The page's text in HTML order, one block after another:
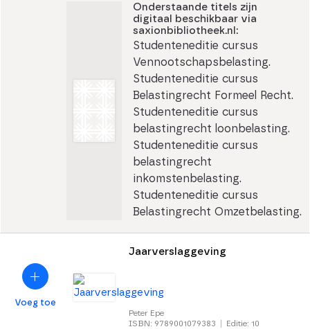
Onderstaande titels zijn
digitaal beschikbaar via
saxionbibliotheek.nl:
Studenteneditie cursus
Vennootschapsbelasting.
Studenteneditie cursus
Belastingrecht Formeel Recht.
Studenteneditie cursus
belastingrecht loonbelasting.
Studenteneditie cursus
belastingrecht
inkomstenbelasting.
Studenteneditie cursus
Belastingrecht Omzetbelasting.
Voeg toe
Jaarverslaggeving
Peter Epe
ISBN: 9789001079383
Editie: 10